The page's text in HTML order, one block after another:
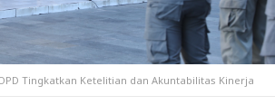
Tingkatkan Ketelitian dan Akuntabilitas Kinerja